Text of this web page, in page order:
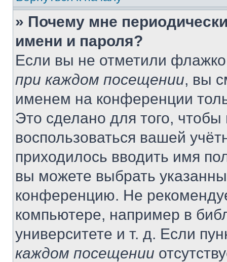
» Почему мне
имени и пароля?
Если вы не отметили
при каждом посещении, вы
именем на конференции
Это сделано для того, чтобы
воспользоваться вашей
приходилось вводить имя
вы можете выбрать
конференцию. Не
компьютере, например в
университете и т. д. Если
каждом посещении